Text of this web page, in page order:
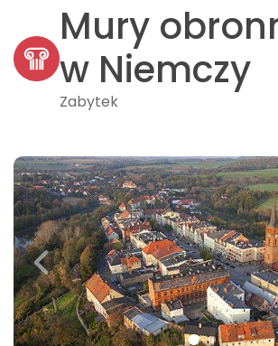
Mury
w Niemczy
Zabytek